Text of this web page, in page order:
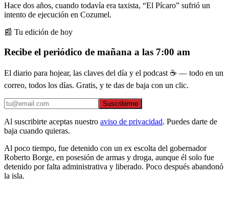
Hace dos años, cuando todavía era taxista, “El Pícaro” sufrió un
intento de ejecución en Cozumel.
📰 Tu edición de hoy
Recibe el periódico de mañana a las 7:00 am
El diario para hojear, las claves del día y el podcast ☕ — todo en un
correo, todos los días. Gratis, y te das de baja con un clic.
Suscribirme
Al suscribirte aceptas nuestro aviso de privacidad. Puedes darte de
baja cuando quieras.
Al poco tiempo, fue detenido con un ex escolta del gobernador
Roberto Borge, en posesión de armas y droga, aunque él solo fue
detenido por falta administrativa y liberado. Poco después abandonó
la isla.